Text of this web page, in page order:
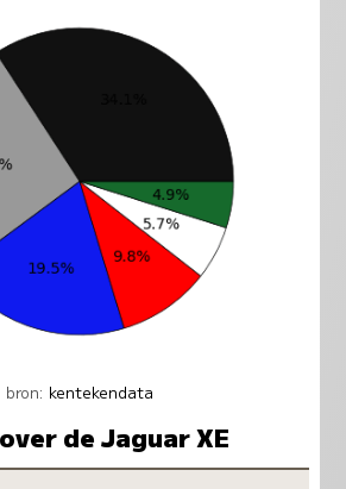
bron: kentekendata
de Jaguar XE